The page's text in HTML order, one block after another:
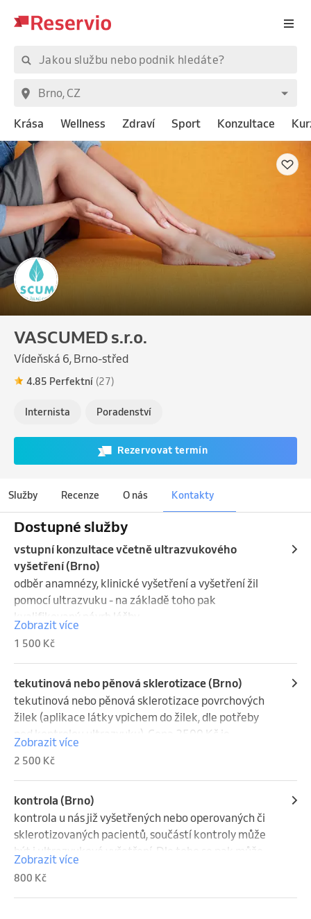
Krása Wellness Zdraví Sport Konzultace
VASCUMED s.r.o.
Vídeňská 6, Brno-střed
4.85 Perfektní (27)
Internista Poradenství
Rezervovat termín
Služby Recenze O nás Kontakty
Dostupné služby
vstupní konzultace včetně ultrazvukového
vyšetření (Brno)
odběr anamnézy, klinické vyšetření a vyšetření žil
pomocí ultrazvuku - na základě toho pak
kvalifikovaný návrh léčby
Zobrazit více
1 500 Kč
tekutinová nebo pěnová sklerotizace (Brno)
tekutinová nebo pěnová sklerotizace povrchových
žilek (aplikace látky vpichem do žilek, dle potřeby
pod kontrolou ultrazvuku). Cena 2500 Kč je
orientační, většinou je cena v rozmezí od 1500 do
5000 Kč.
Zobrazit více
2 500 Kč
kontrola (Brno)
kontrola u nás již vyšetřených nebo operovaných či
sklerotizovaných pacientů, součástí kontroly může
být i ultrazvukové vyšetření. Dle toho se pak může
lišit i cena.
Zobrazit více
800 Kč